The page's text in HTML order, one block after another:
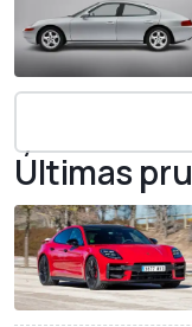
Últimas